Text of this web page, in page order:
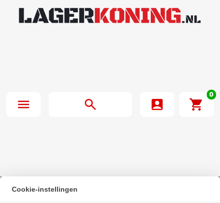
0
Beginpagina· SNR Kogellager 609 EE (9x24x7mm)
Cookie-instellingen